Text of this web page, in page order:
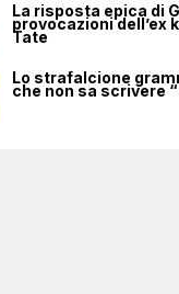
La risposta epica di
provocazioni dell’ex
Tate
Lo strafalcione
che non sa scrivere